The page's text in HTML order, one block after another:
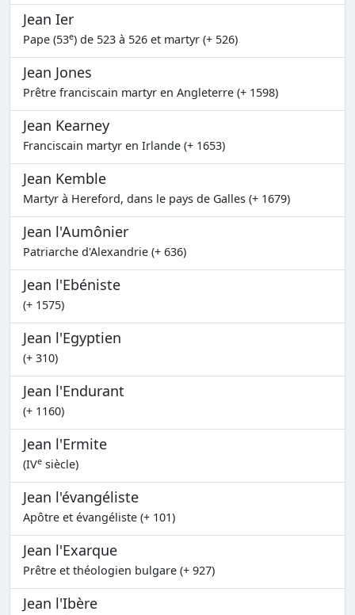
Jean Ier
Pape (53e) de 523 à 526 et martyr (+ 526)
Jean Jones
Prêtre franciscain martyr en Angleterre (+ 1598)
Jean Kearney
Franciscain martyr en Irlande (+ 1653)
Jean Kemble
Martyr à Hereford, dans le pays de Galles (+ 1679)
Jean l'Aumônier
Patriarche d'Alexandrie (+ 636)
Jean l'Ebéniste
(+ 1575)
Jean l'Egyptien
(+ 310)
Jean l'Endurant
(+ 1160)
Jean l'Ermite
(IVe siècle)
Jean l'évangéliste
Apôtre et évangéliste (+ 101)
Jean l'Exarque
Prêtre et théologien bulgare (+ 927)
Jean l'Ibère